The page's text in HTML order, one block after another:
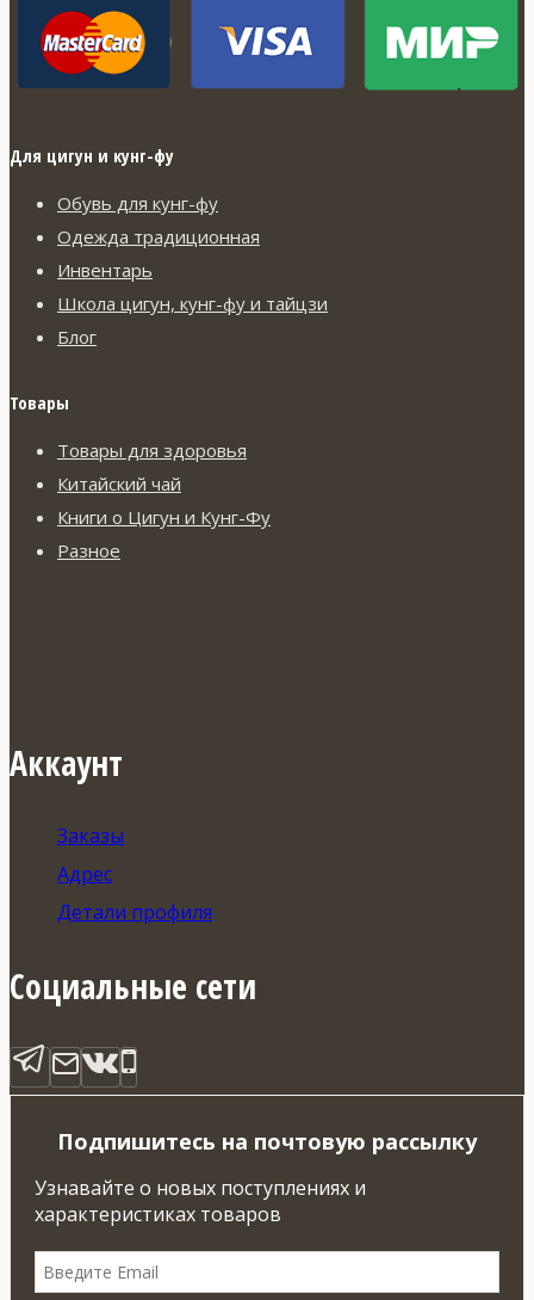
Для цигун и кунг-фу
Обувь для кунг-фу
Одежда традиционная
Инвентарь
Школа цигун, кунг-фу и тайцзи
Блог
Товары
Товары для здоровья
Китайский чай
Книги о Цигун и Кунг-Фу
Разное
Аккаунт
Заказы
Адрес
Детали профиля
Социальные сети
Подпишитесь на почтовую рассылку
Узнавайте о новых поступлениях и
характеристиках товаров